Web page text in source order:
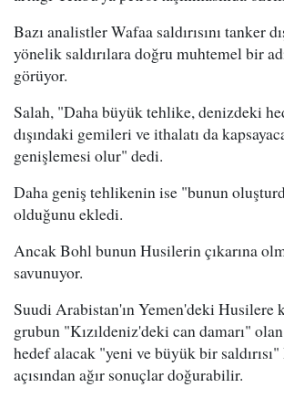
Bazı analistler Wafaa saldırısını tanker
yönelik saldırılara doğru muhtemel bir
görüyor.
Salah, "Daha büyük tehlike, denizdeki
dışındaki gemileri ve ithalatı da
genişlemesi olur" dedi.
Daha geniş tehlikenin ise "bunun
olduğunu ekledi.
Ancak Bohl bunun Husilerin çıkarına
savunuyor.
Suudi Arabistan'ın Yemen'deki Husilere
grubun "Kızıldeniz'deki can damarı"
hedef alacak "yeni ve büyük bir
açısından ağır sonuçlar doğurabilir.